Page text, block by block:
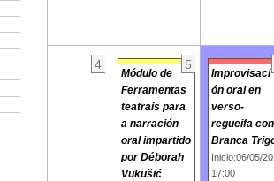
4 5
Módulo de
Ferramentas
teatrais para
a narración
oral impartido
por Déborah
Vukušić
Improvisaci
ón oral en
verso-
regueifa con
Branca
Inicio:06/05/
17:00